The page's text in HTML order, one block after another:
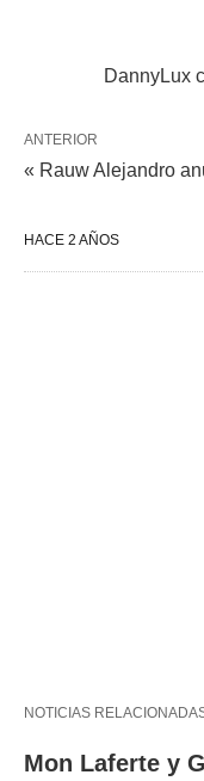
DannyLux
ANTERIOR
« Rauw Alejandro
HACE 2 AÑOS
NOTICIAS
Mon Laferte y